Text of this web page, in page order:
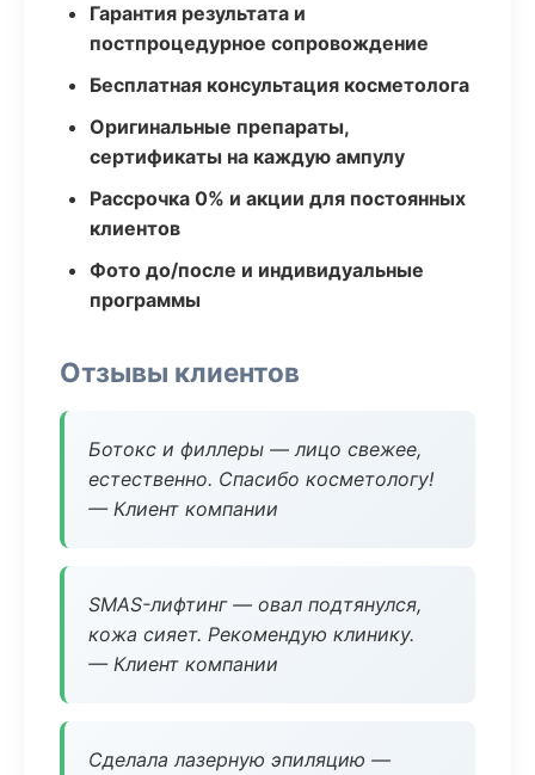
Гарантия результата и
постпроцедурное сопровождение
Бесплатная консультация косметолога
Оригинальные препараты,
сертификаты на каждую ампулу
Рассрочка 0% и акции для постоянных
клиентов
Фото до/после и индивидуальные
программы
Отзывы клиентов
Ботокс и филлеры — лицо свежее,
естественно. Спасибо косметологу!
— Клиент компании
SMAS-лифтинг — овал подтянулся,
кожа сияет. Рекомендую клинику.
— Клиент компании
Сделала лазерную эпиляцию —